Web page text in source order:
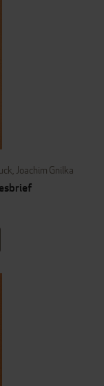
, Joachim Gnilka